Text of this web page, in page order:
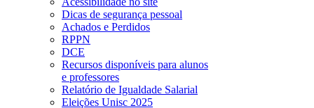
Dicas de segurança pessoal
Achados e Perdidos
RPPN
DCE
Recursos disponíveis para alunos
e professores
Relatório de Igualdade Salarial
Eleições Unisc 2025